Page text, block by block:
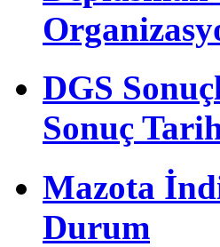
DGS
Sonuç
Mazota
Durum